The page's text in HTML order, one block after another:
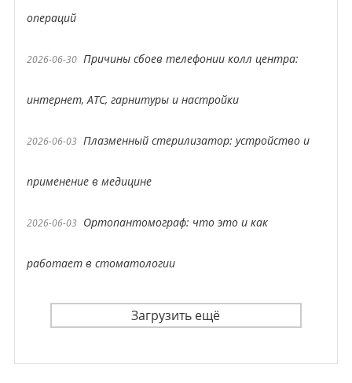
операций
2026-06-30 Причины сбоев телефонии колл центра:
интернет, АТС, гарнитуры и настройки
2026-06-03 Плазменный стерилизатор: устройство и
применение в медицине
2026-06-03 Ортопантомограф: что это и как
работает в стоматологии
Загрузить ещё